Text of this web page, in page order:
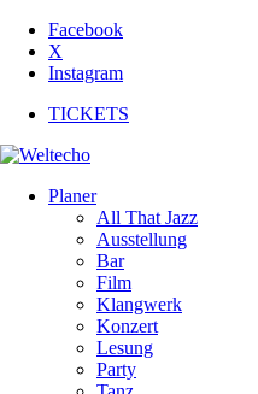
Facebook
X
Instagram
TICKETS
Planer
All That Jazz
Ausstellung
Bar
Film
Klangwerk
Konzert
Lesung
Party